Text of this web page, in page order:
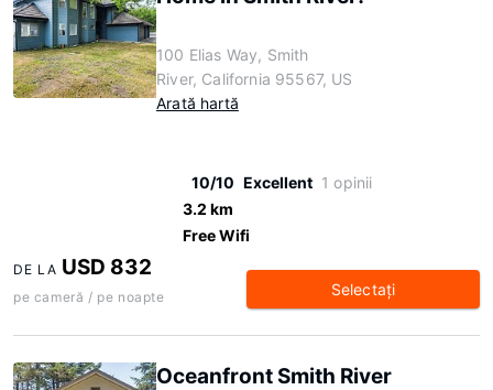
100 Elias Way, Smith
River, California 95567, US
Arată hartă
10/10 Excellent 1 opinii
3.2 km
Free Wifi
DE LA USD 832
pe cameră / pe noapte Selectaţi
Oceanfront Smith River